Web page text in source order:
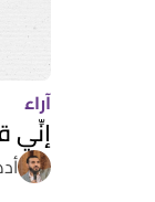
آراء
إنِّي